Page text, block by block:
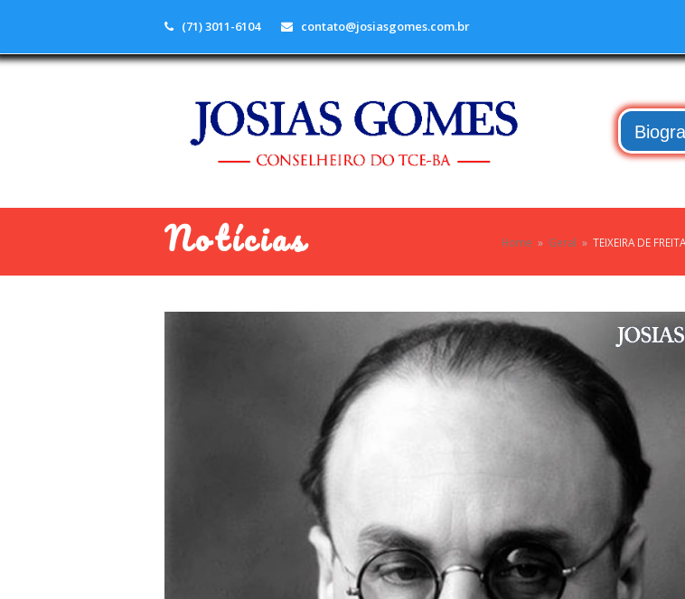
(71) 3011-6104 contato@josiasgomes.com.br
Notícias Home » Geral » TEIXEIRA DE